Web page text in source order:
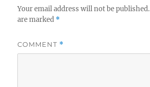
Your email address will not be published.
are marked *
COMMENT *